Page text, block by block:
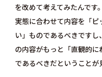
を改めて考えてみたんです
実態に合わせて内容を「
い」ものであるべきです
の内容がもっと「直観的
であるべきだということが